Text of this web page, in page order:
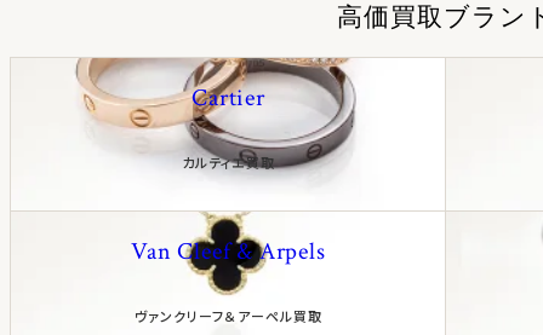
高価買取ブラン
Cartier
カルティエ買取
Van Cleef & Arpels
ヴァンクリーフ＆アーペル買取